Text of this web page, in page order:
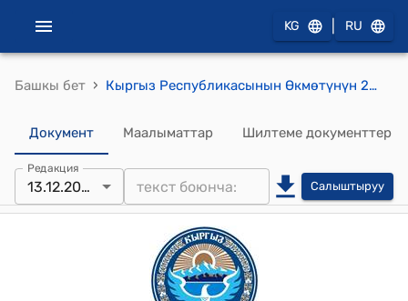
KG RU
Башкы бет › Кыргыз Республикасынын Өкмөтүнүн 2018-жылдын 5-апрелиндеги № 186 «Кыргызтест» мамлекеттик мекемесин түзүү жөнүндө" токтому
Документ Маалыматтар Шилтеме документтер
Редакция
13.12.2023 Салыштыруу